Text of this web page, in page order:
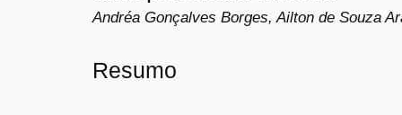
Andréa Gonçalves Borges, Ailton de Souza
Resumo